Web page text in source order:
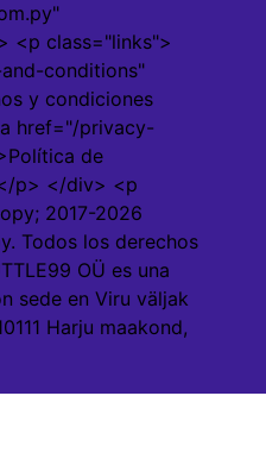
<p class="links">
conditions"
y condiciones
href="/privacy-
de
p> </div> <p
2017-2026
Todos los derechos
OÜ es una
sede en Viru väljak
Harju maakond,